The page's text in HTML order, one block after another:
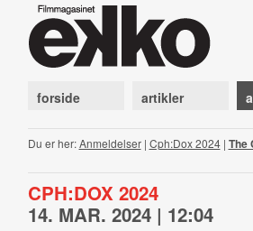
forside artikler
Du er her:Anmeldelser| Cph:Dox 2024| The
CPH:DOX 2024
14. MAR. 2024 | 12:04